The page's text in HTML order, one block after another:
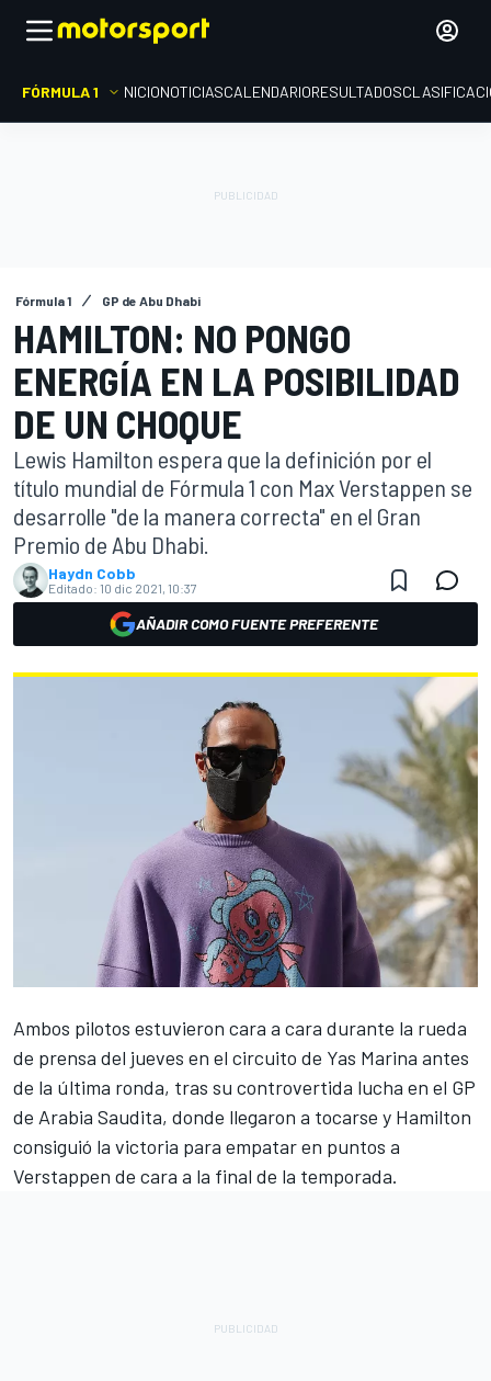
FÓRMULA 1 INICIONOTICIASCALENDARIORESULTADOS
Fórmula 1 GP de Abu Dhabi
HAMILTON: NO PONGO
ENERGÍA EN LA POSIBILIDAD
DE UN CHOQUE
Lewis Hamilton espera que la definición por el
título mundial de Fórmula 1 con Max Verstappen se
desarrolle "de la manera correcta" en el Gran
Premio de Abu Dhabi.
Haydn Cobb
Editado: 10 dic 2021, 10:37
AÑADIR COMO FUENTE PREFERENTE
Ambos pilotos estuvieron cara a cara durante la rueda
de prensa del jueves en el circuito de Yas Marina antes
de la última ronda, tras su controvertida lucha en el GP
de Arabia Saudita, donde llegaron a tocarse y Hamilton
consiguió la victoria para empatar en puntos a
Verstappen de cara a la final de la temporada.